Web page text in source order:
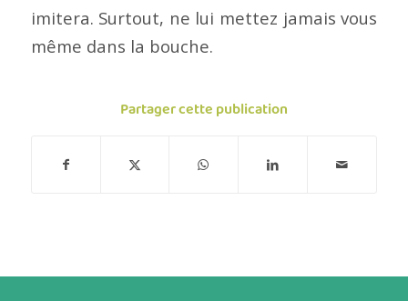
imitera. Surtout, ne lui mettez jamais vous
même dans la bouche.
Partager cette publication